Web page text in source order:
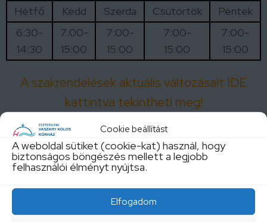
Cookie beállítást
A weboldal sütiket (cookie-kat) használ, hogy
biztonságos böngészés mellett a legjobb
felhasználói élményt nyújtsa.
Elfogadom
Hétfő Kedd Szerda Csütörtök
Péntek
6:30-
14:30
7:00-
15:00
7:00-
15:00
7:00-
15:00
7:00-
15:00
A szakrendelések aktuális változásait IDE
kattintva tekintheti meg!